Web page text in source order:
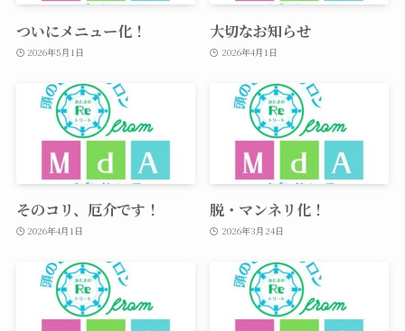
ついにメニュー化！
2026年5月1日
大切なお知らせ
2026年4月1日
そのコリ、厄介です！
2026年4月1日
脱・マンネリ化！
2026年3月24日